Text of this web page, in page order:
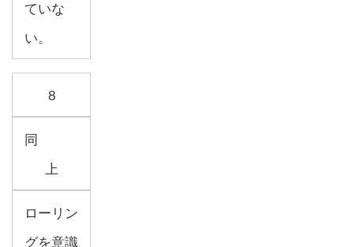
ていな
い。
8
同
上
ローリン
グを意識